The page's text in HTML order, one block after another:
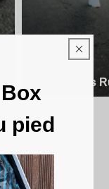
Chaussettes
pied